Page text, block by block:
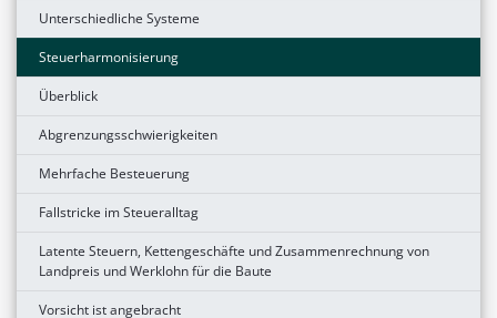
Unterschiedliche Systeme
Steuerharmonisierung
Überblick
Abgrenzungsschwierigkeiten
Mehrfache Besteuerung
Fallstricke im Steueralltag
Latente Steuern, Kettengeschäfte und Zusammenrechnung von
Landpreis und Werklohn für die Baute
Vorsicht ist angebracht